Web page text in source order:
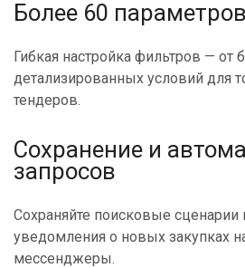
Более 60
Гибкая настройка фильтров — от
детализированных условий для
тендеров.
Сохранение и
запросов
Сохраняйте поисковые сценарии
уведомления о новых закупках
мессенджеры.